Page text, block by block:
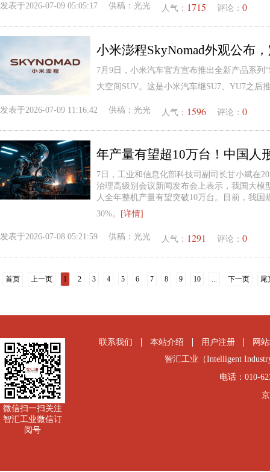
发表于2026-07-09 05:05:17 供稿： 光光 人气： 1715 评论： 0
小米澎程SkyNomad外观公布
7月9日，小米汽车官方宣布推出全新产品系列
大空间SUV。这是小米汽车继SU7、YU7之后
发表于2026-07-09 11:16:42 供稿： 光光 人气： 1596 评论： 0
7日，工业和信息化部科技司副司长甘小斌在
治理高级别会议新闻发布会上表示，我国大模
人全年整机产量有望突破10万台。目前，我
30%。
[详情]
发表于2026-07-08 05:21:59 供稿： 光光 人气： 1291 评论： 0
首页 上一页 1 2 3 4 5 6 7 8 9 10 ... 下一页 尾
微信扫一扫关注
智汇工业微信订
阅号
联系我们 本站介绍 用户注册
网
智汇工业（Intelligent
电话：010-